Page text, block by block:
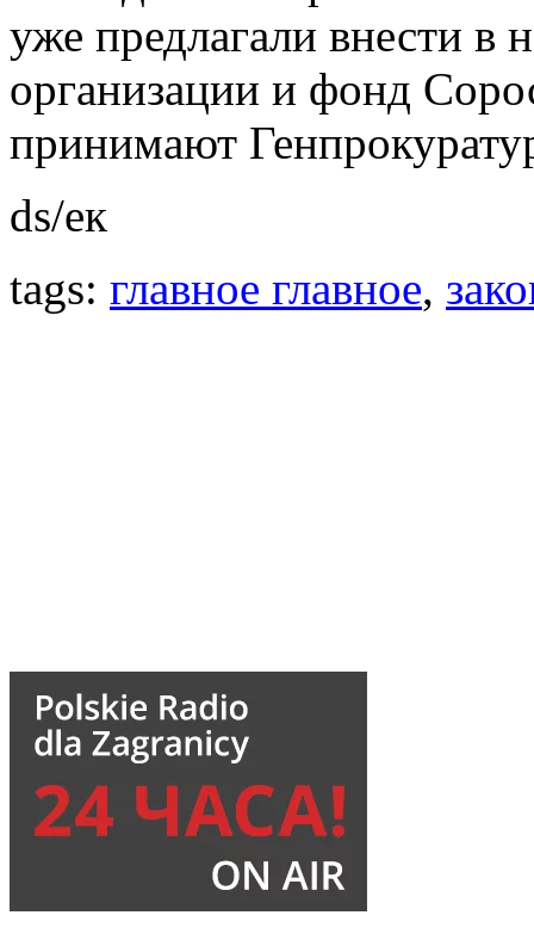
уже предлагали внести в
организации и фонд
принимают
ds/ек
tags: главное главное,